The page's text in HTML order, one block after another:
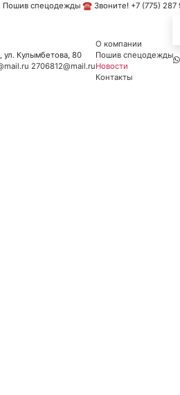
спецодежды ☎ Звоните! +7 (775) 287
ул. Кулымбетова, 80
2706812@mail.ru
О компании
Пошив спецодежды
Новости
Контакты